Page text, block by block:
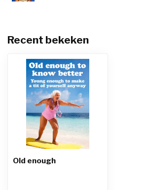
Recent bekeken
Old enough